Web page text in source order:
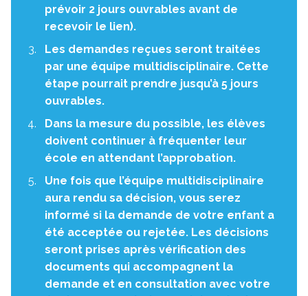
prévoir 2 jours ouvrables avant de
recevoir le lien).
Les demandes reçues seront traitées
par une équipe multidisciplinaire. Cette
étape pourrait prendre jusqu’à 5 jours
ouvrables.
Dans la mesure du possible, les élèves
doivent continuer à fréquenter leur
école en attendant l’approbation.
Une fois que l’équipe multidisciplinaire
aura rendu sa décision, vous serez
informé si la demande de votre enfant a
été acceptée ou rejetée. Les décisions
seront prises après vérification des
documents qui accompagnent la
demande et en consultation avec votre